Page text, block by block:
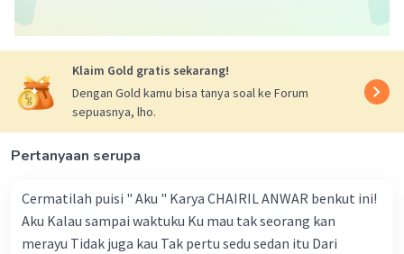
Klaim Gold gratis sekarang!
Dengan Gold kamu bisa tanya soal ke Forum
sepuasnya, lho.
Pertanyaan serupa
Cermatilah puisi " Aku " Karya CHAIRIL ANWAR benkut ini!
Aku Kalau sampai waktuku Ku mau tak seorang kan
merayu Tidak juga kau Tak pertu sedu sedan itu Dari